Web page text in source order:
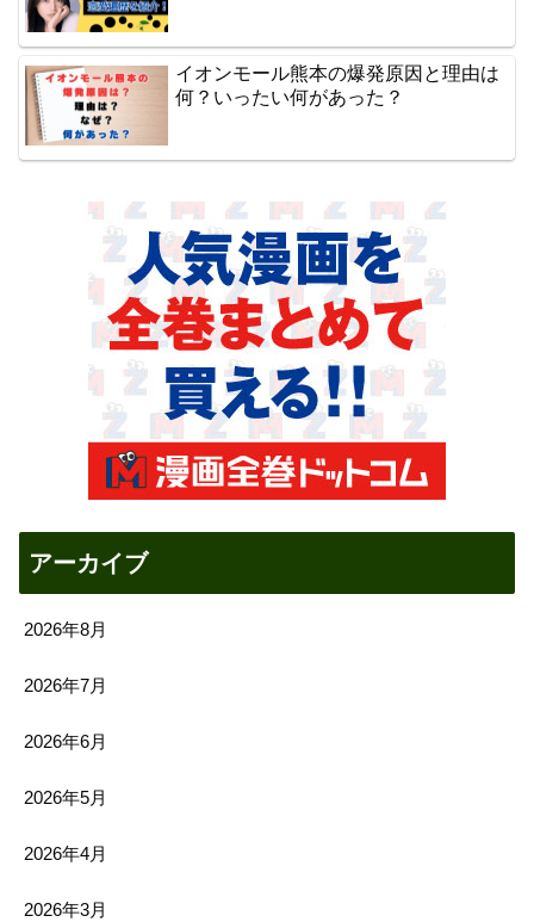
イオンモール熊本の爆発原因と理由は
何？いったい何があった？
アーカイブ
2026年8月
2026年7月
2026年6月
2026年5月
2026年4月
2026年3月